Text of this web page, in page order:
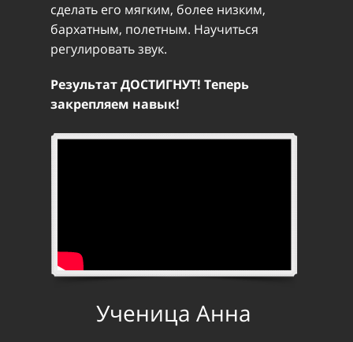
сделать его мягким, более низким,
бархатным, полетным. Научиться
регулировать звук.
Результат ДОСТИГНУТ! Теперь
закрепляем навык!
Ученица Анна